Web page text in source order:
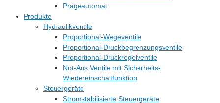
Prägeautomat
Produkte
Hydraulikventile
Proportional-Wegeventile
Proportional-Druckbegrenzungsventile
Proportional-Druckregelventile
Not-Aus Ventile mit Sicherheits-
Wiedereinschaltfunktion
Steuergeräte
Stromstabilisierte Steuergeräte